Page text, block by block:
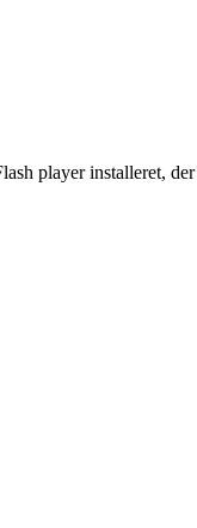
player installeret,